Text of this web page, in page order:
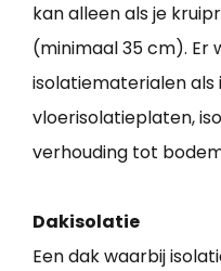
kan alleen als je
(minimaal 35 cm).
isolatiematerialen als
vloerisolatieplaten,
verhouding tot
Dakisolatie
Een dak waarbij